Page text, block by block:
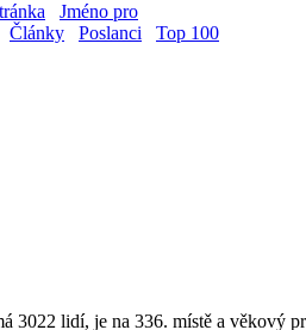
Jméno pro
Články Poslanci
Top 100
3022 lidí, je na 336. místě a věkový